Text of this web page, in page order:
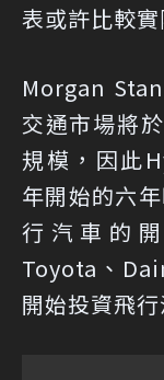
表或許比較實
Morgan
交通市場將
規模，因此
年開始的六
行汽車的
Toyota、
開始投資飛行